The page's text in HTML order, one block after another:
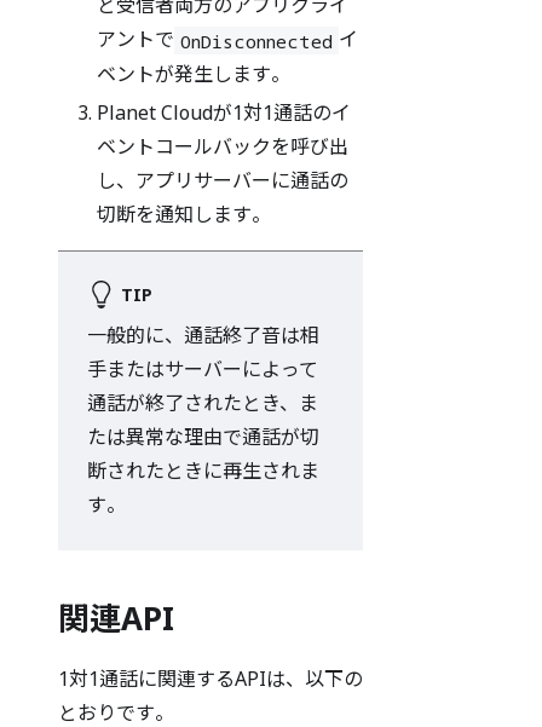
アントで OnDisconnected イ
ベントが発生します。
Planet Cloudが1対1通話のイ
ベントコールバックを呼び出
し、アプリサーバーに通話の
切断を通知します。
TIP
一般的に、通話終了音は相
手またはサーバーによって
通話が終了されたとき、ま
たは異常な理由で通話が切
断されたときに再生されま
す。
関連API
1対1通話に関連するAPIは、以下の
とおりです。